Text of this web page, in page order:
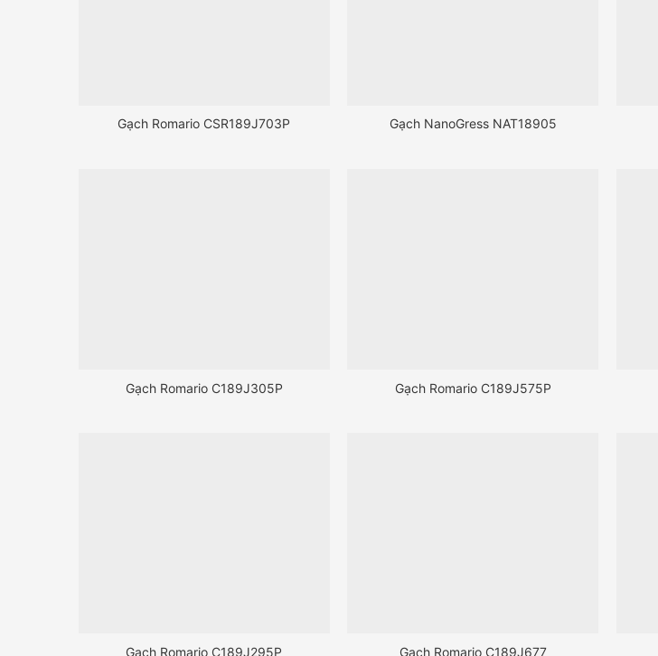
Gạch Romario CSR189J703P Gạch NanoGress NAT18905
Gạch Romario C189J305P Gạch Romario C189J575P
Gạch Romario C189J295P Gạch Romario C189J677